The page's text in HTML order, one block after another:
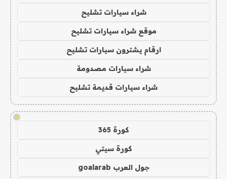
شراء سيارات تشليح
موقع شراء سيارات تشليح
ارقام يشترون سيارات تشليح
شراء سيارات مصدومة
شراء سيارات قديمة تشليح
!
كورة 365
كورة سيتي
جول العرب goalarab